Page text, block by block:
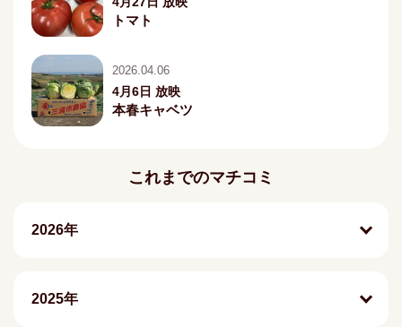
トマト
2026.04.06
4月6日 放映
本春キャベツ
これまでのマチコミ
2026年
2025年